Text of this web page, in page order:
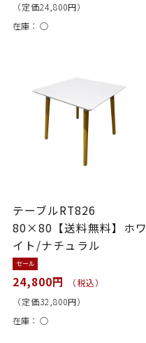
（定価24,800円）
在庫： ○
テーブルRT826
80×80【送料無料】ホワ
イト/ナチュラル
セール
24,800円
（税込）
（定価32,800円）
在庫： ○